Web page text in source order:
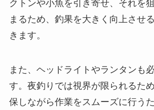
クトンや小魚を引き寄せ、それを
まるため、釣果を大きく向上させ
きます。
また、ヘッドライトやランタンも
す。夜釣りでは視界が限られるた
保しながら作業をスムーズに行う